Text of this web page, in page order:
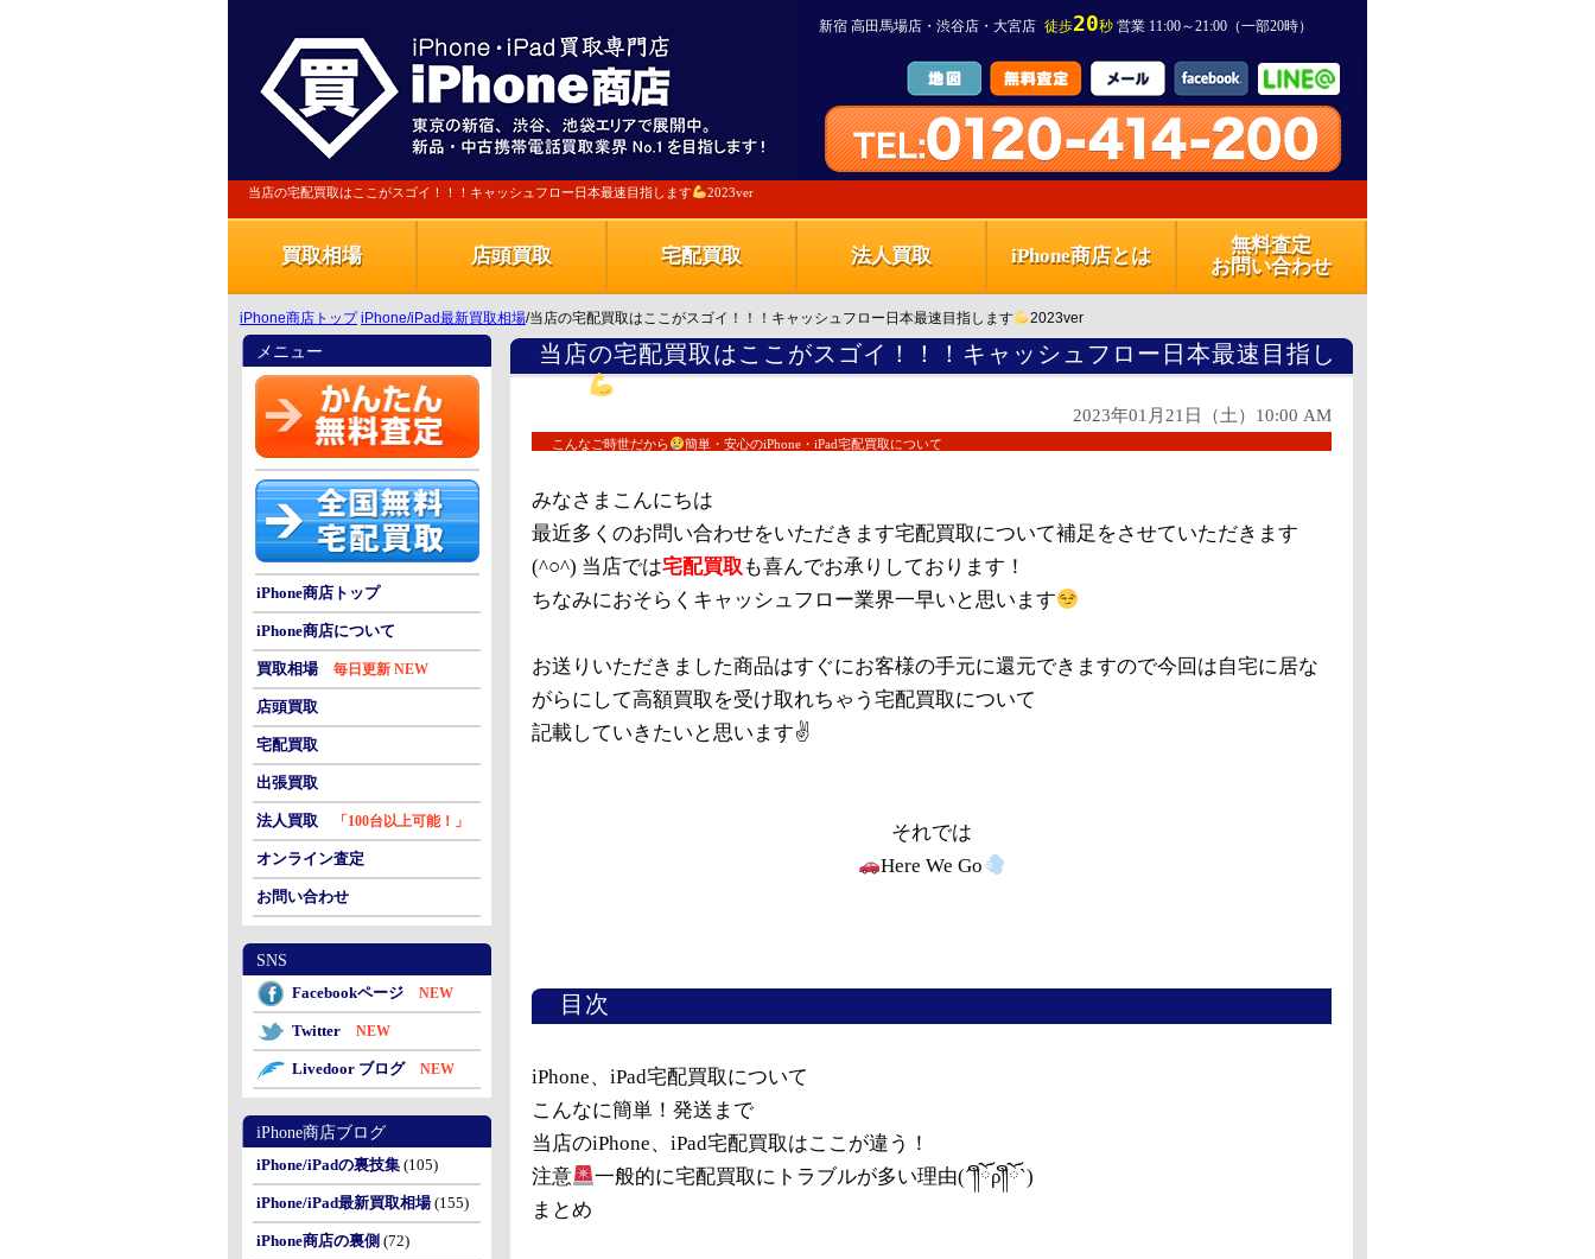
新宿 高田馬場店・渋谷店・大宮店 徒歩20秒 営業 11:00～21:00（一部20時）
当店の宅配買取はここがスゴイ！！！キャッシュフロー日本最速目指します 2023ver
買取相場 店頭買取 宅配買取 法人買取 iPhone商店とは
無料査定
お問い合わせ
iPhone商店トップ iPhone/iPad最新買取相場/当店の宅配買取はここがスゴイ！！！キャッシュフロー日本最速目指します 2023ver
当店の宅配買取はここがスゴイ！！！キャッシュフロー日本最速目指し
ます
2023ver
2023年01月21日（土）10:00 AM
こんなご時世だから 簡単・安心のiPhone・iPad宅配買取について
みなさまこんにちは
最近多くのお問い合わせをいただきます宅配買取について補足をさせていただきます
(^○^) 当店では宅配買取 も喜んでお承りしております！
ちなみにおそらくキャッシュフロー業界一早いと思います
お送りいただきました商品はすぐにお客様の手元に還元できますので今回は自宅に居な
がらにして高額買取を受け取れちゃう宅配買取について
記載していきたいと思います✌️
それでは
Here We Go
目次
iPhone、iPad宅配買取について
こんなに簡単！発送まで
当店のiPhone、iPad宅配買取はここが違う！
注意
一般的に宅配買取にトラブルが多い理由(´༎ຶོρ༎ຶོ`)
まとめ
メニュー
iPhone商店トップ
iPhone商店について
買取相場 毎日更新 NEW
店頭買取
宅配買取
出張買取
法人買取 「100台以上可能！」
オンライン査定
お問い合わせ
SNS
Facebookページ NEW
Twitter NEW
Livedoor ブログ NEW
iPhone商店ブログ
iPhone/iPadの裏技集 (105)
iPhone/iPad最新買取相場(155)
iPhone商店の裏側 (72)